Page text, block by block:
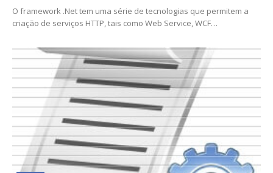
O framework .Net tem uma série de tecnologias que permitem a
criação de serviços HTTP, tais como Web Service, WCF…